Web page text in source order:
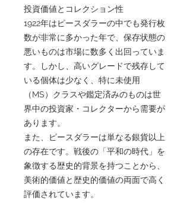
投資価値とコレクション性
1922年はピースダラーの中でも発行枚
数が非常に多かった年で、保存状態の
悪いものは市場に数多く出回っていま
す。しかし、高いグレードで残存して
いる個体は少なく、特に未使用
（MS）クラスや鑑定済みのものは世
界中の投資家・コレクターから需要が
あります。
また、ピースダラーは単なる銀貨以上
の存在です。戦後の「平和の時代」を
象徴する歴史的背景を持つことから、
美術的価値と歴史的価値の両面で高く
評価されています。